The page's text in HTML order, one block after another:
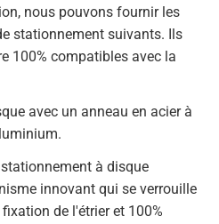
nous pouvons fournir les
stationnement suivants. Ils
100% compatibles avec la
avec un anneau en acier à
à disque
innovant qui se verrouille
de l'étrier et 100%